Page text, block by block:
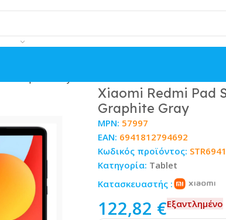
Xiaomi Redmi Pad
Graphite Gray
Κατασκευαστής :
MPN: 57997
EAN: 6941812794692
Κωδικός προϊόντος:
Κατηγορία: Tablet
122,82 €Εξαντλημένο